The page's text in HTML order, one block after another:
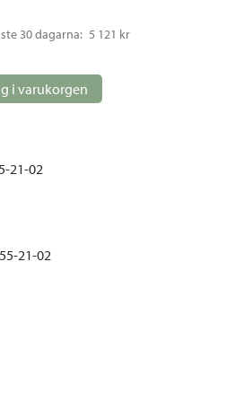
30 dagarna: 5 121 kr
i varukorgen
21-02
21-02